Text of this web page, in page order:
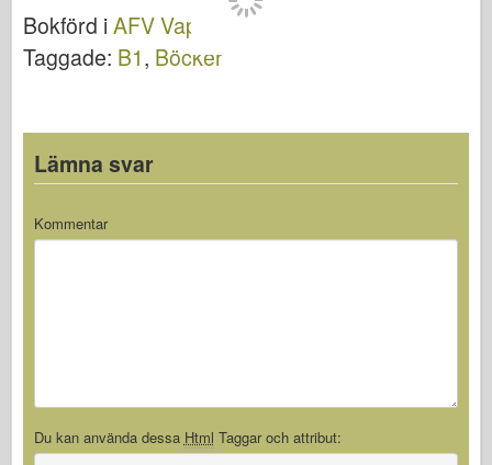
Bokförd iAFV Vapen
Taggade: B1, Böcker
Lämna svar
Kommentar
Du kan använda dessa Html Taggar och attribut: